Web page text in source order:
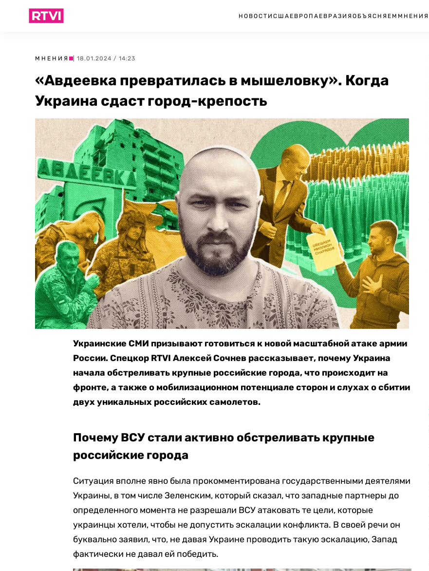
НОВОСТИ США ЕВРОПА ЕВРАЗИЯ ОБЪЯСНЯЕМ МНЕНИЯ
МНЕНИЯ | 18.01.2024 / 14:23
«Авдеевка превратилась в мышеловку». Когда
Украина сдаст город-крепость
Украинские СМИ призывают готовиться к новой масштабной атаке армии
России. Спецкор RTVI Алексей Сочнев рассказывает, почему Украина
начала обстреливать крупные российские города, что происходит на
фронте, а также о мобилизационном потенциале сторон и слухах о сбитии
двух уникальных российских самолетов.
Почему ВСУ стали активно обстреливать крупные
российские города
Ситуация вполне явно была прокомментирована государственными деятелями
Украины, в том числе Зеленским, который сказал, что западные партнеры до
определенного момента не разрешали ВСУ атаковать те цели, которые
украинцы хотели, чтобы не допустить эскалации конфликта. В своей речи он
буквально заявил, что, не давая Украине проводить такую эскалацию, Запад
фактически не давал ей победить.